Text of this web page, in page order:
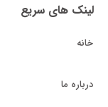
لینک های سریع
خانه
درباره ما